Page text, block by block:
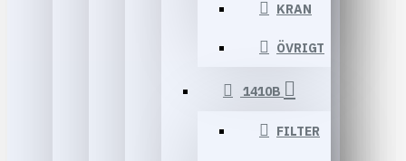
KRAN
ÖVRIGT
1410B
FILTER